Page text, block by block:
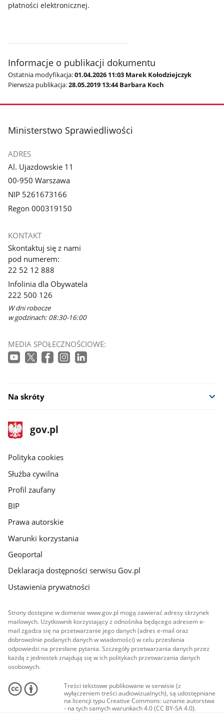
płatności elektronicznej.
Informacje o publikacji dokumentu
Ostatnia modyfikacja:01.04.2026 11:03 Marek Kołodziejczyk
Pierwsza publikacja:28.05.2019 13:44 Barbara Koch
stopka
Ministerstwo Sprawiedliwości
ADRES
Al. Ujazdowskie 11
00-950 Warszawa
NIP 5261673166
Regon 000319150
KONTAKT
Skontaktuj się z nami
pod numerem:
22 52 12 888
Infolinia dla Obywatela
222 500 126
W dni robocze
w godzinach: 08:30-16:00
MEDIA SPOŁECZNOŚCIOWE:
Na skróty
stopka
gov.pl
Strona
gov.pl
gov.pl
Polityka cookies
Służba cywilna
Profil zaufany
BIP
Prawa autorskie
Warunki korzystania
Geoportal
Deklaracja dostępności serwisu Gov.pl
Ustawienia prywatności
Strony dostępne w domenie www.gov.pl mogą zawierać adresy skrzynek
mailowych. Użytkownik korzystający z odnośnika będącego adresem e-
mail zgadza się na przetwarzanie jego danych (adres e-mail oraz
dobrowolnie podanych danych w wiadomości) w celu przesłania
odpowiedzi na przesłane pytania. Szczegóły przetwarzania danych przez
każdą z jednostek znajdują się w ich politykach przetwarzania danych
osobowych.
Treści tekstowe publikowane w serwisie (z
wyłączeniem treści audiowizualnych), są udostępniane
na licencji typu Creative Commons: uznanie autorstwa
- na tych samych warunkach 4.0 (CC BY-SA 4.0).
Materiały audiowizualne, w tym zdjęcia, materiały